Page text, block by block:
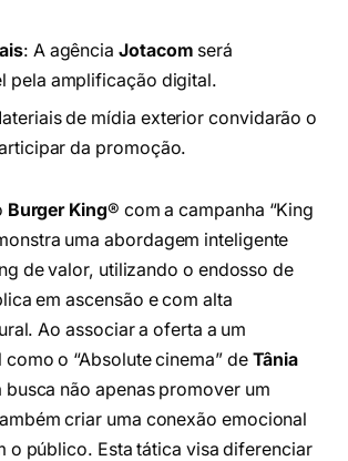
: A agênciaJotacom será
pela amplificação digital.
de mídia exterior convidarão o
da promoção.
Burger King® com a campanha “King
uma abordagem inteligente
de valor, utilizando o endosso de
em ascensão e com alta
Ao associar a oferta a um
o “Absolute cinema” de Tânia
busca não apenas promover um
criar uma conexão emocional
o público. Esta tática visa diferenciar